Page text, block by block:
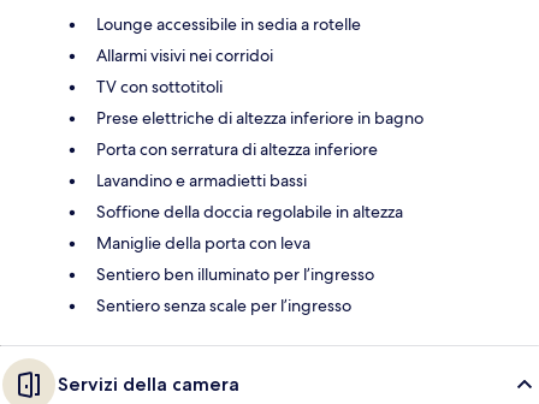
Lounge accessibile in sedia a rotelle
Allarmi visivi nei corridoi
TV con sottotitoli
Prese elettriche di altezza inferiore in bagno
Porta con serratura di altezza inferiore
Lavandino e armadietti bassi
Soffione della doccia regolabile in altezza
Maniglie della porta con leva
Sentiero ben illuminato per l’ingresso
Sentiero senza scale per l’ingresso
Servizi della camera